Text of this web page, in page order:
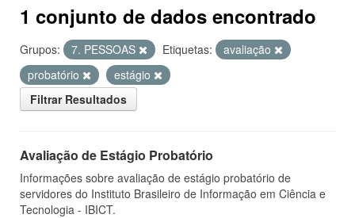
1 conjunto de dados encontrado
Grupos: 7. PESSOAS Etiquetas:
avaliação
probatório
estágio
Filtrar Resultados
Avaliação de Estágio Probatório
Informações sobre avaliação de estágio probatório de
servidores do Instituto Brasileiro de Informação em Ciência e
Tecnologia - IBICT.